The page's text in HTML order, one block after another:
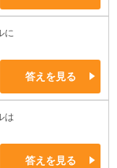
に
答えを見る
は
答えを見る